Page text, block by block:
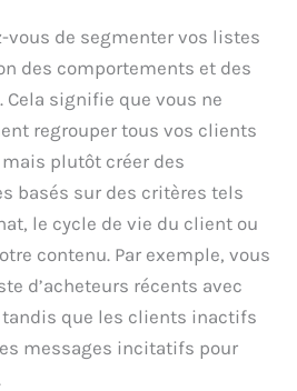
vous de segmenter vos listes
des comportements et des
signifie que vous ne
regrouper tous vos clients
plutôt créer des
basés sur des critères tels
le cycle de vie du client ou
contenu. Par exemple, vous
d’acheteurs récents avec
que les clients inactifs
messages incitatifs pour